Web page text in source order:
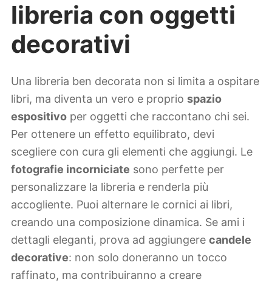
libreria con oggetti
decorativi
Una libreria ben decorata non si limita a ospitare
libri, ma diventa un vero e proprio spazio
espositivo per oggetti che raccontano chi sei.
Per ottenere un effetto equilibrato, devi
scegliere con cura gli elementi che aggiungi. Le
fotografie incorniciate sono perfette per
personalizzare la libreria e renderla più
accogliente. Puoi alternare le cornici ai libri,
creando una composizione dinamica. Se ami i
dettagli eleganti, prova ad aggiungere candele
decorative: non solo doneranno un tocco
raffinato, ma contribuiranno a creare